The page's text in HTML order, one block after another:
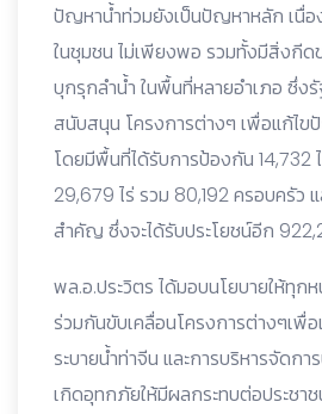
ปัญหาน้ำท่วมยังเป็นปัญหาหลัก เนื่อ
ในชุมชน ไม่เพียงพอ รวมทั้งมีสิ่งกีด
บุกรุกลำน้ำ ในพื้นที่หลายอำเภอ ซึ่ง
สนับสนุน โครงการต่างๆ เพื่อแก้ไ
โดยมีพื้นที่ได้รับการป้องกัน 14,732
29,679 ไร่ รวม 80,192 ครอบครัว
สำคัญ ซึ่งจะได้รับประโยชน์อีก
พล.อ.ประวิตร ได้มอบนโยบายให้ทุก
ร่วมกันขับเคลื่อนโครงการต่างๆเพื่
ระบายน้ำท่าจีน และการบริหารจัดกา
เกิดอุทกภัยให้มีผลกระทบต่อประช